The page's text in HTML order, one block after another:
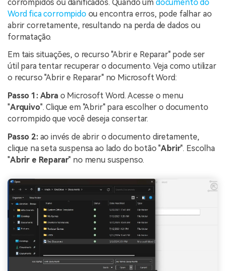
corrompidos ou danificados. Quando um documento do
Word fica corrompidoou encontra erros, pode falhar ao
abrir corretamente, resultando na perda de dados ou
formatação.
Em tais situações, o recurso "Abrir e Reparar" pode ser
útil para tentar recuperar o documento. Veja como utilizar
o recurso "Abrir e Reparar" no Microsoft Word:
Passo 1: Abrao Microsoft Word. Acesse o menu
"Arquivo". Clique em "Abrir" para escolher o documento
corrompido que você deseja consertar.
Passo 2:ao invés de abrir o documento diretamente,
clique na seta suspensa ao lado do botão "Abrir". Escolha
"Abrir e Reparar" no menu suspenso.